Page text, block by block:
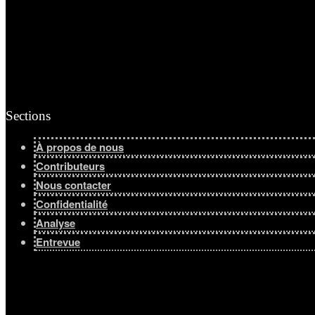
Sections
À propos de nous
Contributeurs
Nous contacter
Confidentialité
Analyse
Entrevue